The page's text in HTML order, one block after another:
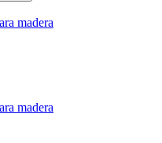
madera
madera